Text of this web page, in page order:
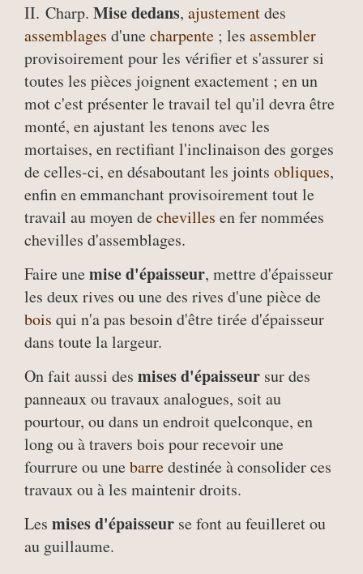
II. Charp. Mise dedans, ajustementdes
assemblages d'unecharpente ; les assembler
provisoirement pour les vérifier et s'assurer si
toutes les pièces joignent exactement ; en un
mot c'est présenter le travail tel qu'il devra être
monté, en ajustant les tenons avec les
mortaises, en rectifiant l'inclinaison des gorges
de celles-ci, en désaboutant les joints obliques,
enfin en emmanchant provisoirement tout le
travail au moyen dechevilles en fer nommées
chevilles d'assemblages.
Faire unemise d'épaisseur, mettre d'épaisseur
les deux rives ou une des rives d'une pièce de
bois qui n'a pas besoin d'être tirée d'épaisseur
dans toute la largeur.
On fait aussi des mises d'épaisseur sur des
panneaux ou travaux analogues, soit au
pourtour, ou dans un endroit quelconque, en
long ou à travers bois pour recevoir une
fourrure ou unebarredestinée à consolider ces
travaux ou à les maintenir droits.
Les mises d'épaisseur se font au feuilleret ou
au guillaume.